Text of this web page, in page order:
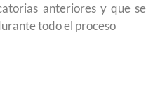
anteriores y que se
todo el proceso